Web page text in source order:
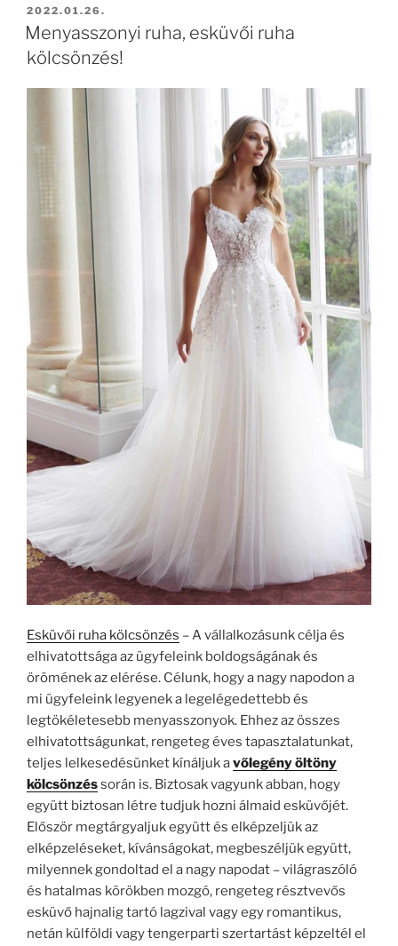
BEKÜLDVE:
2022.01.26.
Menyasszonyi ruha, esküvői ruha
kölcsönzés!
Esküvői ruha kölcsönzés – A vállalkozásunk célja és
elhivatottsága az ügyfeleink boldogságának és
örömének az elérése. Célunk, hogy a nagy napodon a
mi ügyfeleink legyenek a legelégedettebb és
legtökéletesebb menyasszonyok. Ehhez az összes
elhivatottságunkat, rengeteg éves tapasztalatunkat,
teljes lelkesedésünket kínáljuk avőlegény öltöny
kölcsönzéssorán is. Biztosak vagyunk abban, hogy
együtt biztosan létre tudjuk hozni álmaid esküvőjét.
Először megtárgyaljuk együtt és elképzeljük az
elképzeléseket, kívánságokat, megbeszéljük együtt,
milyennek gondoltad el a nagy napodat – világraszóló
és hatalmas körökben mozgó, rengeteg résztvevős
esküvő hajnalig tartó lagzival vagy egy romantikus,
netán külföldi vagy tengerparti szertartást képzeltél el